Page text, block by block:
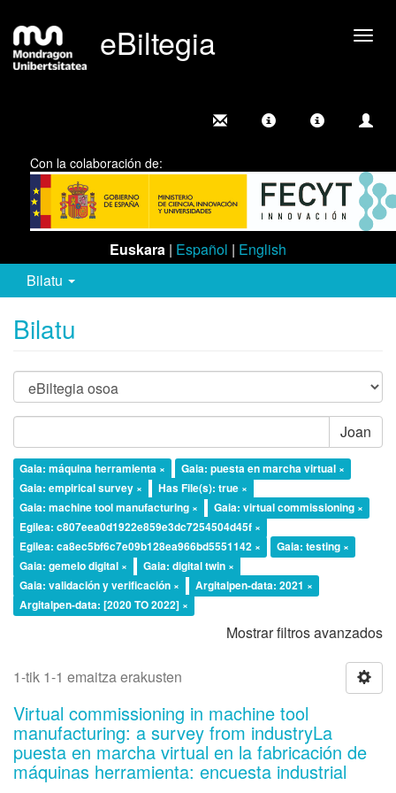
eBiltegia
Con la colaboración de:
Euskara | Español | English
Bilatu
Bilatu
Joan
Gaia: máquina herramienta ×
Gaia: puesta en marcha virtual ×
Gaia: empirical survey ×
Has File(s): true ×
Gaia: machine tool manufacturing ×
Gaia: virtual commissioning ×
Egilea: c807eea0d1922e859e3dc7254504d45f ×
Egilea: ca8ec5bf6c7e09b128ea966bd5551142 ×
Gaia: testing ×
Gaia: gemelo digital ×
Gaia: digital twin ×
Gaia: validación y verificación ×
Argitalpen-data: 2021 ×
Argitalpen-data: [2020 TO 2022] ×
Mostrar filtros avanzados
1-tik 1-1 emaitza erakusten
Virtual commissioning in machine tool
manufacturing: a survey from industryLa
puesta en marcha virtual en la fabricación de
máquinas herramienta: encuesta industrial